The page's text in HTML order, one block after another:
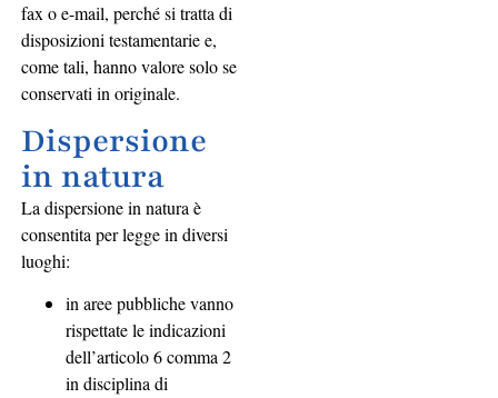
fax o e-mail, perché si tratta di
disposizioni testamentarie e,
come tali, hanno valore solo se
conservati in originale.
Dispersione
in natura
La dispersione in natura è
consentita per legge in diversi
luoghi:
in aree pubbliche vanno
rispettate le indicazioni
dell’articolo 6 comma 2
in disciplina di